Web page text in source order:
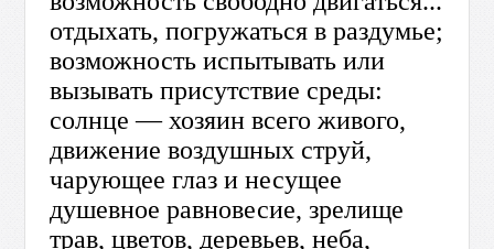
отдыхать, погружаться в раздумье;
возможность испытывать или
вызывать присутствие среды:
солнце — хозяин всего живого,
движение воздушных струй,
чарующее глаз и несущее
душевное равновесие, зрелище
трав, цветов, деревьев, неба,